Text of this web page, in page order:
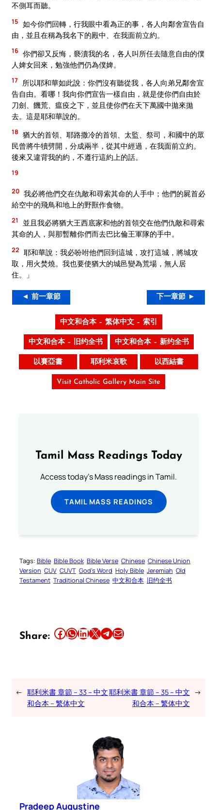
不側耳而聽。
15 如今你們回轉，行我眼中看為正的事，各人向鄰舍宣告自
由，並且在稱為我名下的殿中、在我面前立約。
16 你們卻又反悔，褻瀆我的名，各人叫所任去隨意自由的僕
人婢女回來，勉強他們仍為僕婢。
17 所以耶和華如此說：你們沒有聽從我，各人向弟兄鄰舍宣
告自由。看哪！我向你們宣告一樣自由，就是使你們自由於
刀劍、饑荒、瘟疫之下，並且使你們在天下萬國中拋來拋
去。這是耶和華說的。
18 猶大的首領、耶路撒冷的首領、太監、祭司，和國中的眾
民曾將牛犢劈開，分成兩半，從其中經過，在我面前立約。
後來又違背我的約，不遵行這約上的話。
19
20 我必將他們交在仇敵和尋索其命的人手中；他們的屍首必
給空中的飛鳥和地上的野獸作食物。
21
並且我必將猶大王西底家和他的首領交在他們仇敵和尋索
其命的人，與那暫離你們而去巴比倫王軍隊的手中。
22 耶和華說：我必吩咐他們回到這城，攻打這城，將城攻
取，用火焚燒。我也要使猶大的城邑變為荒場，無人居
住。」
◄ 前一章節 下一章節 ►
中文和合本 – 繁体中文 – 索引
中文和合本 – 旧约全书 中文和合本 – 新约全书
以賽亞書 耶利米哀歌 以西結書
Visit Catholic Gallery Main Site
Tamil Mass Readings Today
Access today's Mass readings in Tamil.
TAMIL MASS READINGS
Tags: Bible Bible Book Bible Verse Chinese Chinese Union
Version CUV CUVT God’s Word Holy Bible Jeremiah Old
Testament Traditional Chinese 中文和合本 旧约全书
Share: Share this article on Facebook Share this article on WhatsApp Share this article on LinkedIn Share this article on X Share this article on TelegramEmail this Article
← 耶利米書 章節 – 33 – 中文
和合本 – 繁体中文
耶利米書 章節 – 35 – 中文
和合本 – 繁体中文
→
Pradeep Augustine